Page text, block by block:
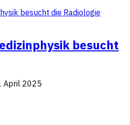
besucht
April 2025